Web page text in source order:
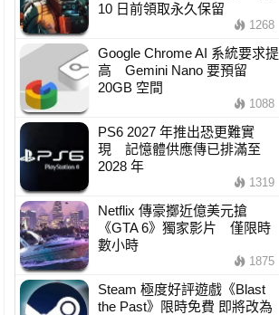
10 日前領取永久保留
1268
Google Chrome AI 系統要求提
高 Gemini Nano 要預留
20GB 空間
1088
PS6 2027 年推出恐更難實
現 記憶體供應傳已排滿至
2028 年
1319
Netflix 傳豪擲近億美元搶
《GTA 6》獨家影片 僅限時
數小時
1875
Steam 極度好評遊戲《Blast
the Past》限時免費 即將改為